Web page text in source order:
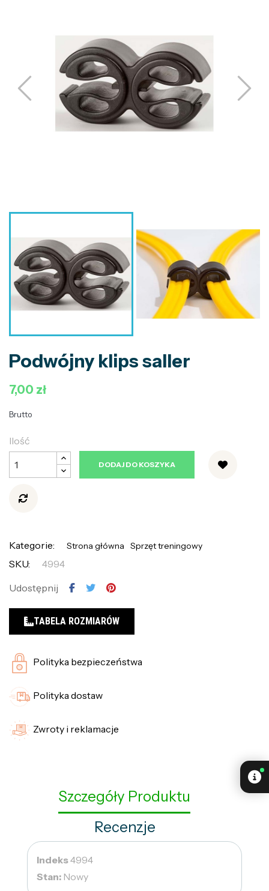
Podwójny klips saller
7,00 zł
Brutto
Ilość
DODAJ DO KOSZYKA
Kategorie: Strona główna Sprzęt treningowy
SKU:
4994
Udostępnij
TABELA ROZMIARÓW
Polityka bezpieczeństwa
Polityka dostaw
Zwroty i reklamacje
Szczegóły Produktu
Recenzje
Indeks4994
Stan: Nowy